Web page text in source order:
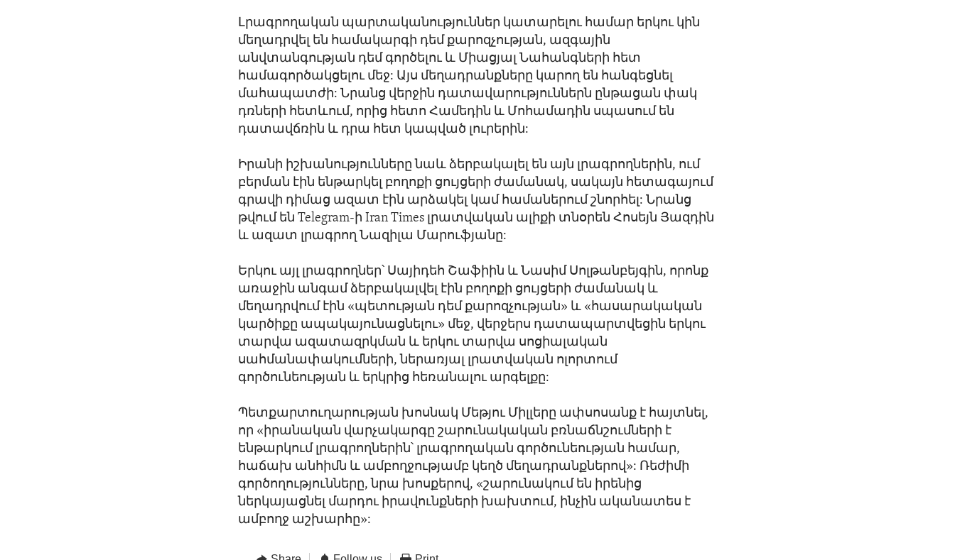
Լրագրողական պարտականություններ կատարելու համար երկու կին
մեղադրվել են համակարգի դեմ քարոզչության, ազգային
անվտանգության դեմ գործելու և Միացյալ Նահանգների հետ
համագործակցելու մեջ: Այս մեղադրանքները կարող են հանգեցնել
մահապատժի: Նրանց վերջին դատավարություններն ընթացան փակ
դռների հետևում, որից հետո Համեդին և Մոհամադին սպասում են
դատավճռին և դրա հետ կապված լուրերին:
Իրանի իշխանությունները նաև ձերբակալել են այն լրագրողներին, ում
բերման էին ենթարկել բողոքի ցույցերի ժամանակ, սակայն հետագայում
գրավի դիմաց ազատ էին արձակել կամ համաներում շնորհել: Նրանց
թվում են Telegram-ի Iran Times լրատվական ալիքի տնօրեն Հոսեյն Յազդին
և ազատ լրագրող Նազիլա Մարուֆյանը:
Երկու այլ լրագրողներ՝ Սայիդեհ Շաֆիին և Նասիմ Սոլթանբեյգին, որոնք
առաջին անգամ ձերբակալվել էին բողոքի ցույցերի ժամանակ և
մեղադրվում էին «պետության դեմ քարոզչության» և «հասարակական
կարծիքը ապակայունացնելու» մեջ, վերջերս դատապարտվեցին երկու
տարվա ազատազրկման և երկու տարվա սոցիալական
սահմանափակումների, ներառյալ լրատվական ոլորտում
գործունեության և երկրից հեռանալու արգելքը:
Պետքարտուղարության խոսնակ Մեթյու Միլլերը ափսոսանք է հայտնել,
որ «իրանական վարչակարգը շարունակական բռնաճնշումների է
ենթարկում լրագրողներին՝ լրագրողական գործունեության համար,
հաճախ անհիմն և ամբողջությամբ կեղծ մեղադրանքներով»: Ռեժիմի
գործողությունները, նրա խոսքերով, «շարունակում են իրենից
ներկայացնել մարդու իրավունքների խախտում, ինչին ականատես է
ամբողջ աշխարհը»: